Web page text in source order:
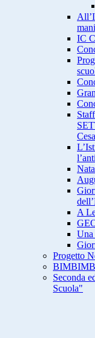
IC
A
Una
Progetto
Seconda
Scuola"